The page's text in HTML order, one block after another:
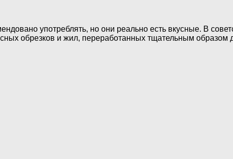
употреблять, но они реально есть вкусные. В
обрезков и жил, переработанных тщательным